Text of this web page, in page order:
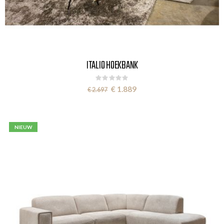
ITALIO HOEKBANK
Rating:
0%
€ 2.697 Special
Price
€ 1.889
NIEUW